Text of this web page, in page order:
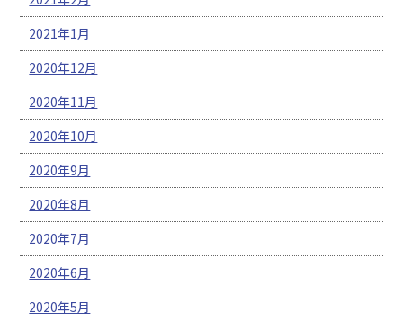
2021年1月
2020年12月
2020年11月
2020年10月
2020年9月
2020年8月
2020年7月
2020年6月
2020年5月